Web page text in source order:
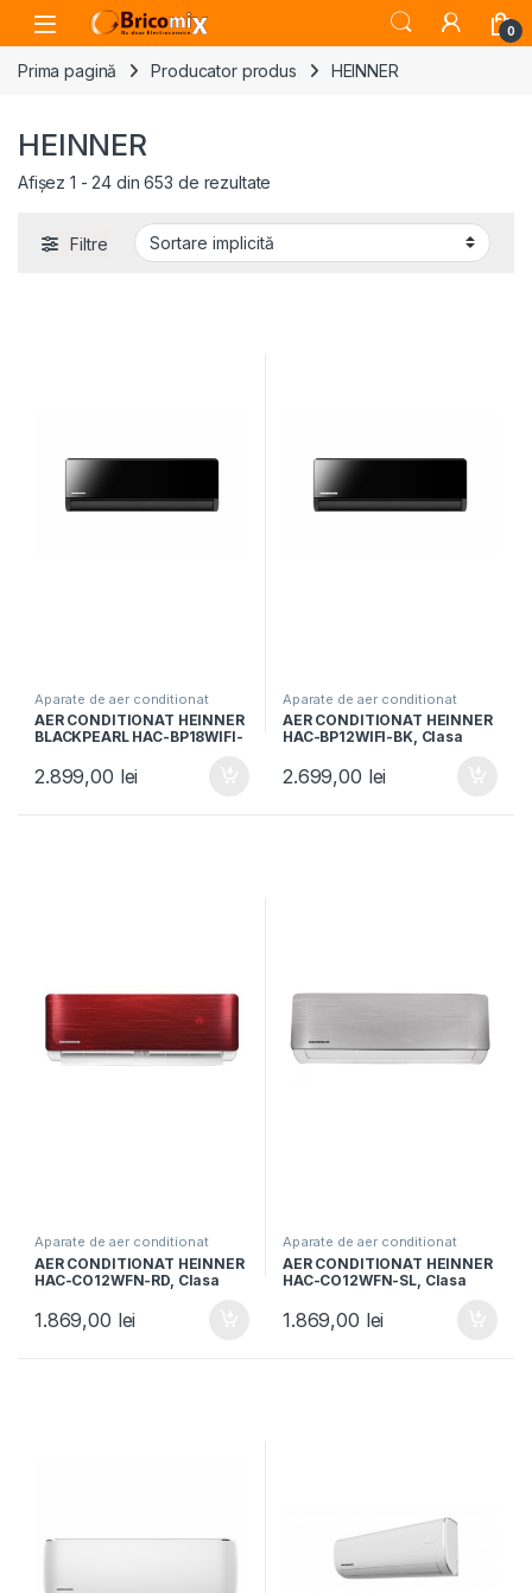
Skip to navigation
Skip to content
Open 0
Prima pagină Producator produs HEINNER
HEINNER
Afișez 1 - 24 din 653 de rezultate
Filtre
Aparate de aer conditionat
AER CONDITIONAT HEINNER
BLACKPEARL HAC-BP18WIFI-
Clasa A++/A+, Control WI-FI,
Functie Follow Me, Filtru
2.899,00 lei
Aparate de aer conditionat
AER CONDITIONAT HEINNER
HAC-BP12WIFI-BK, Clasa
Control Wi-Fi, functie Super
Ionizare, Breeze away,
2.699,00 lei
Aparate de aer conditionat
AER CONDITIONAT HEINNER
HAC-CO12WFN-RD, Clasa
Functie incalzire, Functie
ECO, Follow me, Freon R32,
1.869,00 lei
Aparate de aer conditionat
AER CONDITIONAT HEINNER
HAC-CO12WFN-SL, Clasa
Control WIFI, Functie ECO,
Follow me, R32, Argintiu
1.869,00 lei